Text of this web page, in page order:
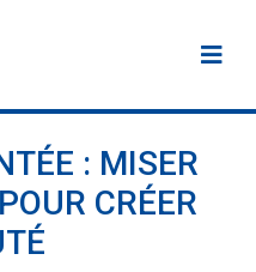
: MISER
CRÉER